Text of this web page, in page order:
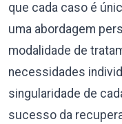
que cada caso é
uma abordagem
modalidade de
necessidades
singularidade de
sucesso da